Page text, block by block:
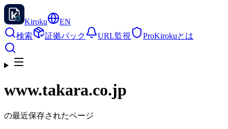
Kiroku
EN
検索
証拠パック URL監視 ProKirokuとは
www.takara.co.jp
の最近保存されたページ